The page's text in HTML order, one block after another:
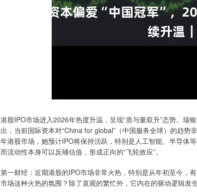
港股IPO市场进入2026年热度升温，呈现“质与量双升”态势。
出，当前国际资本对“China for global”（中国服务全球）的趋势
年港股市场，她预计IPO将保持活跃，特别是人工智能、半导体
而流动性本身可以反哺估值，形成正向的“飞轮效应”。
第一财经：近期港股的IPO市场非常火热，特别是从年初至今，
市场这种火热的氛围？除了直观的繁忙外，它内在的驱动逻辑发